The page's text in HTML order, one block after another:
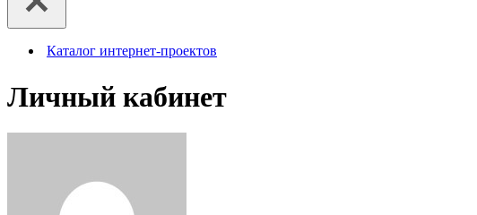
Каталог интернет-проектов
Личный кабинет